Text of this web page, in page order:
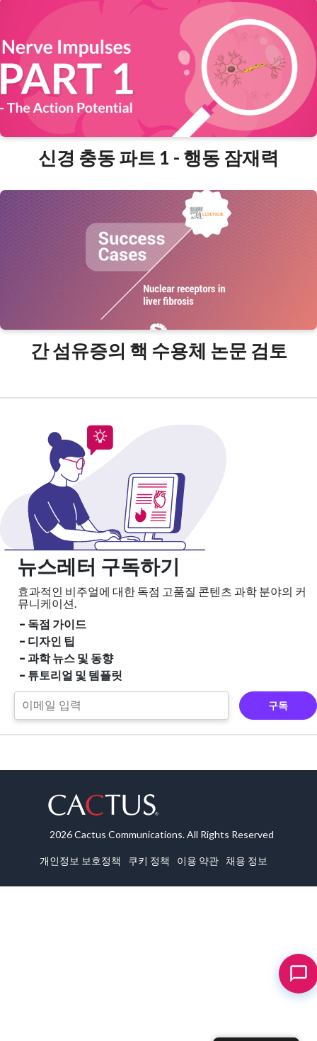
신경 충동 파트 1 - 행동 잠재력
간 섬유증의 핵 수용체 논문 검토
뉴스레터 구독하기
효과적인 비주얼에 대한 독점 고품질 콘텐츠 과학 분야의 커
뮤니케이션.
- 독점 가이드
- 디자인 팁
- 과학 뉴스 및 동향
- 튜토리얼 및 템플릿
구독
2026 Cactus Communications. All Rights Reserved
개인정보 보호정책 쿠키 정책 이용 약관 채용 정보